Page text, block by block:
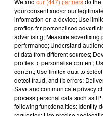
4 juin 2024 - 13 min 40
JOURNAL DU MARDI 04
Patrice Bémanangy
L'info près de chez vous
En matière agricole, le
pourquoi la Safer doit
faveur de Marion Billaud
photo ).
We and our (447) partnersdo the
your consent and/or our
information on a device; Use
profiles for personalised
advertising; Measure advertising
performance; Understand
of data from different sources;
profiles to personalise content;
content; Use limited data to
detect fraud, and fix errors;
Save and communicate privacy
process personal data such as
following functionalities: Identify